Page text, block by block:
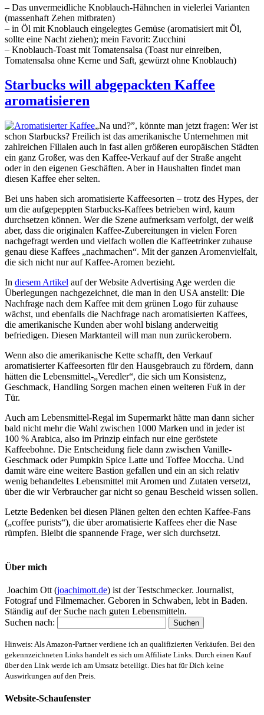
– Das unvermeidliche Knoblauch-Hähnchen in vielerlei Varianten
(massenhaft Zehen mitbraten)
– in Öl mit Knoblauch eingelegtes Gemüse (aromatisiert mit Öl,
sollte eine Nacht ziehen); mein Favorit: Zucchini
– Knoblauch-Toast mit Tomatensalsa (Toast nur einreiben,
Tomatensalsa ohne Kerne und Saft, gewürzt ohne Knoblauch)
Starbucks will abgepackten Kaffee
aromatisieren
„Na und?”, könnte man jetzt fragen: Wer ist
schon Starbucks? Freilich ist das amerikanische Unternehmen mit
zahlreichen Filialen auch in fast allen größeren europäischen Städten
ein ganz Großer, was den Kaffee-Verkauf auf der Straße angeht
oder in den eigenen Geschäften. Aber in Haushalten findet man
diesen Kaffee eher selten.
Bei uns haben sich aromatisierte Kaffeesorten – trotz des Hypes, der
um die aufgepeppten Starbucks-Kaffees betrieben wird, kaum
durchsetzen können. Wer die Szene aufmerksam verfolgt, der weiß
aber, dass die originalen Kaffee-Zubereitungen in vielen Foren
nachgefragt werden und vielfach wollen die Kaffeetrinker zuhause
genau diese Kaffees „nachmachen“. Mit der ganzen Aromenvielfalt,
die sich nicht nur auf Kaffee-Aromen bezieht.
In diesem Artikel auf der Website Advertising Age werden die
Überlegungen nachgezeichnet, die man in den USA anstellt: Die
Nachfrage nach dem Kaffee mit dem grünen Logo für zuhause
wächst, und ebenfalls die Nachfrage nach aromatisierten Kaffees,
die amerikanische Kunden aber wohl bislang anderweitig
befriedigen. Diesen Marktanteil will man nun zurückerobern.
Wenn also die amerikanische Kette schafft, den Verkauf
aromatisierter Kaffeesorten für den Hausgebrauch zu fördern, dann
hätten die Lebensmittel-„Veredler“, die sich um Konsistenz,
Geschmack, Handling Sorgen machen einen weiteren Fuß in der
Tür.
Auch am Lebensmittel-Regal im Supermarkt hätte man dann sicher
bald nicht mehr die Wahl zwischen 1000 Marken und in jeder ist
100 % Arabica, also im Prinzip einfach nur eine geröstete
Kaffeebohne. Die Entscheidung fiele dann zwischen Vanille-
Geschmack oder Pumpkin Spice Latte und Toffee Moccha. Und
damit wäre eine weitere Bastion gefallen und ein an sich relativ
wenig behandeltes Lebensmittel mit Aromen und Zutaten versetzt,
über die wir Verbraucher gar nicht so genau Bescheid wissen sollen.
Letzte Bedenken bei diesen Plänen gelten den echten Kaffee-Fans
(„coffee purists“), die über aromatisierte Kaffees eher die Nase
rümpfen. Bleibt die spannende Frage, wer sich durchsetzt.
Über mich
Joachim Ott (joachimott.de) ist der Testschmecker. Journalist,
Fotograf und Filmemacher. Geboren in Schwaben, lebt in Baden.
Ständig auf der Suche nach guten Lebensmitteln.
Suchen nach:
Hinweis: Als Amazon-Partner verdiene ich an qualifizierten Verkäufen. Bei den
gekennzeichneten Links handelt es sich um Affiliate Links. Durch einen Kauf
über den Link werde ich am Umsatz beteiligt. Dies hat für Dich keine
Auswirkungen auf den Preis.
Website-Schaufenster